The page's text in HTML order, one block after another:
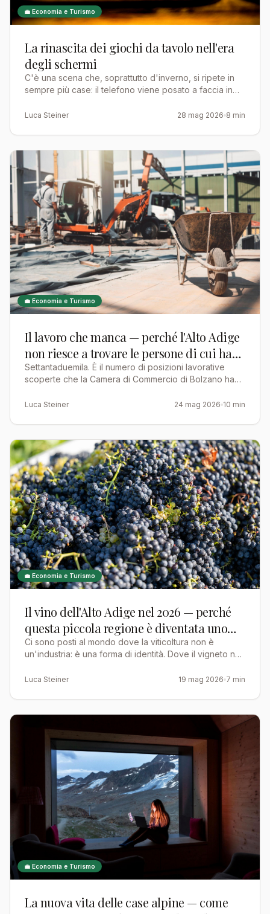
💼 Economia e Turismo
La rinascita dei giochi da tavolo nell'era
degli schermi
C'è una scena che, soprattutto d'inverno, si ripete in
sempre più case: il telefono viene posato a faccia in
Luca Steiner 28 mag 2026 8 min
💼 Economia e Turismo
Il lavoro che manca — perché l'Alto Adige
non riesce a trovare le persone di cui ha
bisogno, e cosa succede se il problema
non viene risolto
Settantaduemila. È il numero di posizioni lavorative
scoperte che la Camera di Commercio di Bolzano ha
e…
Luca Steiner 24 mag 2026 10 min
💼 Economia e Turismo
Il vino dell'Alto Adige nel 2026 — perché
questa piccola regione è diventata uno
dei riferimenti mondiali della viticoltura
di qualità
Ci sono posti al mondo dove la viticoltura non è
un'industria: è una forma di identità. Dove il vigneto non
Luca Steiner 19 mag 2026 7 min
💼 Economia e Turismo
La nuova vita delle case alpine — come